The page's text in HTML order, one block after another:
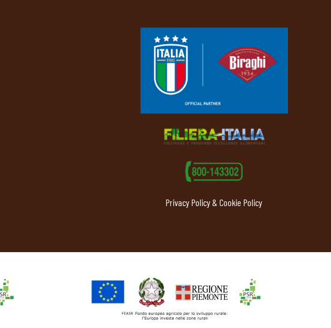
Privacy Policy & Cookie Policy